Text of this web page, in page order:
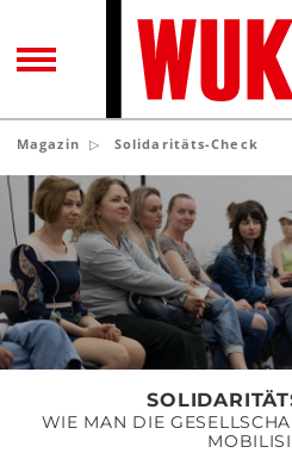
TOGGLE
Magazin Solidaritäts-Check
Solidaritäts-
Check
WIE MAN DIE